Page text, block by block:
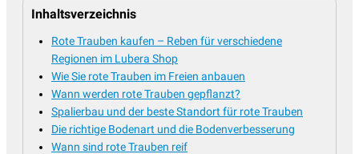
Inhaltsverzeichnis
Rote Trauben kaufen – Reben für verschiedene
Regionen im Lubera Shop
Wie Sie rote Trauben im Freien anbauen
Wann werden rote Trauben gepflanzt?
Spalierbau und der beste Standort für rote Trauben
Die richtige Bodenart und die Bodenverbesserung
Wann sind rote Trauben reif